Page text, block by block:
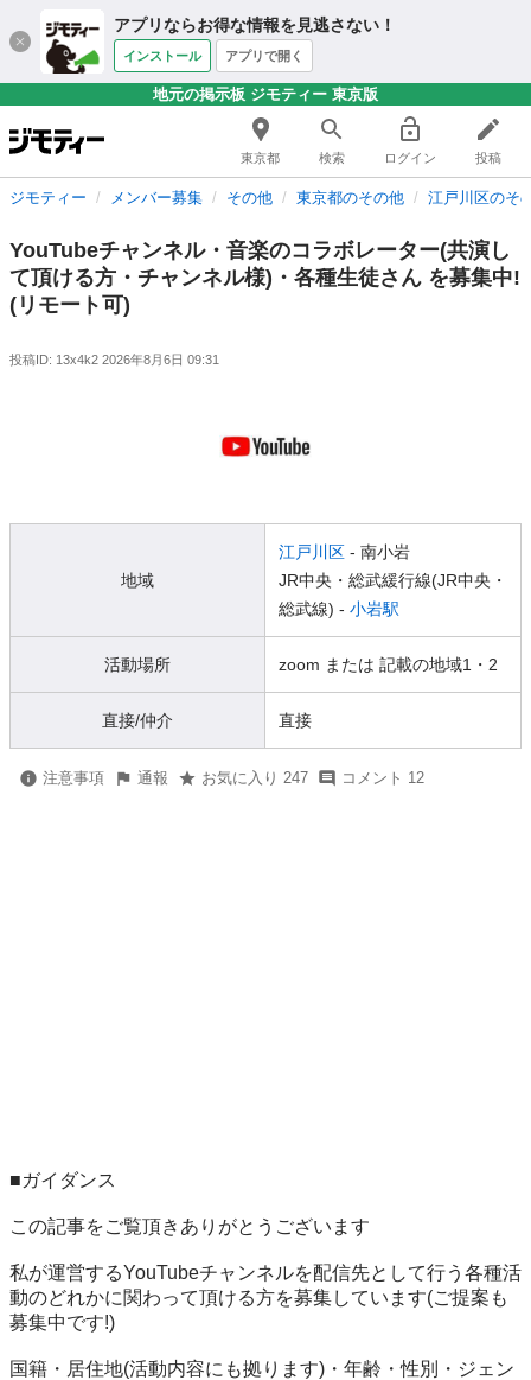
アプリならお得な情報を見逃さない！
インストール アプリで開く
地元の掲示板 ジモティー 東京版
東京都 検索 ログイン 投稿
ジモティー メンバー募集 その他 東京都のその他 江戸川区のそ
YouTubeチャンネル・音楽のコラボレーター(共演し
て頂ける方・チャンネル様)・各種生徒さん を募集中!
(リモート可)
投稿ID: 13x4k2 2026年8月6日 09:31
地域
江戸川区 - 南小岩
JR中央・総武緩行線(JR中央・
総武線) - 小岩駅
活動場所 zoom または 記載の地域1・2
直接/仲介 直接
注意事項 通報 お気に入り 247 コメント 12
■ガイダンス
この記事をご覧頂きありがとうございます
私が運営するYouTubeチャンネルを配信先として行う各種活
動のどれかに関わって頂ける方を募集しています(ご提案も
募集中です!)
国籍・居住地(活動内容にも拠ります)・年齢・性別・ジェン